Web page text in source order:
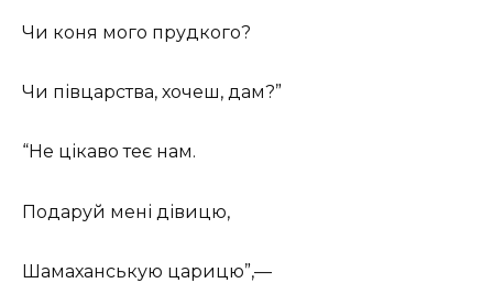
Чи коня мого прудкого?
Чи півцарства, хочеш, дам?”
“Не цікаво теє нам.
Подаруй мені дівицю,
Шамаханськую царицю”,—